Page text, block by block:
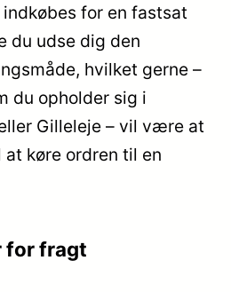
for en fastsat
du udse dig den
hvilket gerne –
du opholder sig i
Gilleleje – vil være at
køre ordren til en
for fragt